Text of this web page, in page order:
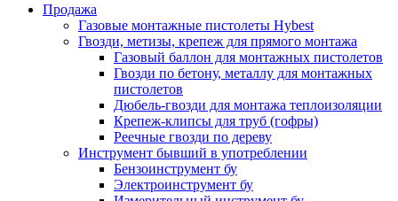
Продажа
Газовые монтажные пистолеты Hybest
Гвозди, метизы, крепеж для прямого монтажа
Газовый баллон для монтажных пистолетов
Гвозди по бетону, металлу для монтажных
пистолетов
Дюбель-гвозди для монтажа теплоизоляции
Крепеж-клипсы для труб (гофры)
Реечные гвозди по дереву
Инструмент бывший в употреблении
Бензоинструмент бу
Электроинструмент бу